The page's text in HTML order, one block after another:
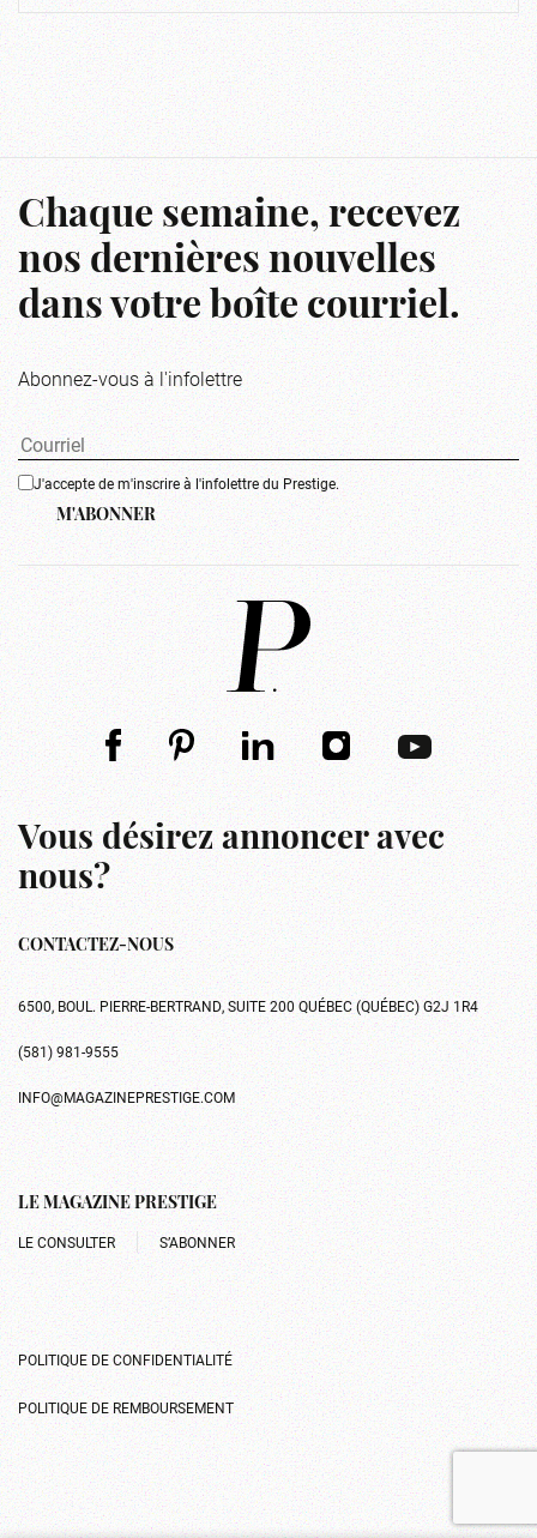
Chaque semaine, recevez
nos dernières nouvelles
dans votre boîte courriel.
Abonnez-vous à l'infolettre
J'accepte de m'inscrire à l'infolettre du Prestige.
M'ABONNER
Vous désirez annoncer avec
nous?
CONTACTEZ-NOUS
6500, BOUL. PIERRE-BERTRAND, SUITE 200 QUÉBEC (QUÉBEC) G2J 1R4
(581) 981-9555
INFO@MAGAZINEPRESTIGE.COM
LE MAGAZINE PRESTIGE
LE CONSULTER S’ABONNER
POLITIQUE DE CONFIDENTIALITÉ
POLITIQUE DE REMBOURSEMENT